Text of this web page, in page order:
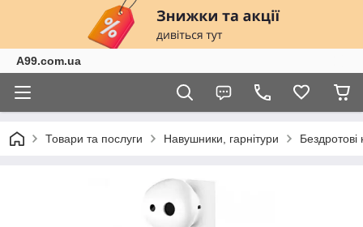
A99.com.ua
Товари та послуги Навушники, гарнітури